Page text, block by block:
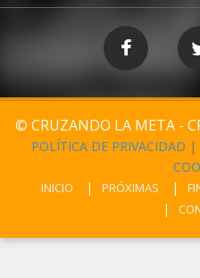
© CRUZANDO LA META -
POLÍTICA DE PRIVACIDAD |
INICIO PRÓXIMAS